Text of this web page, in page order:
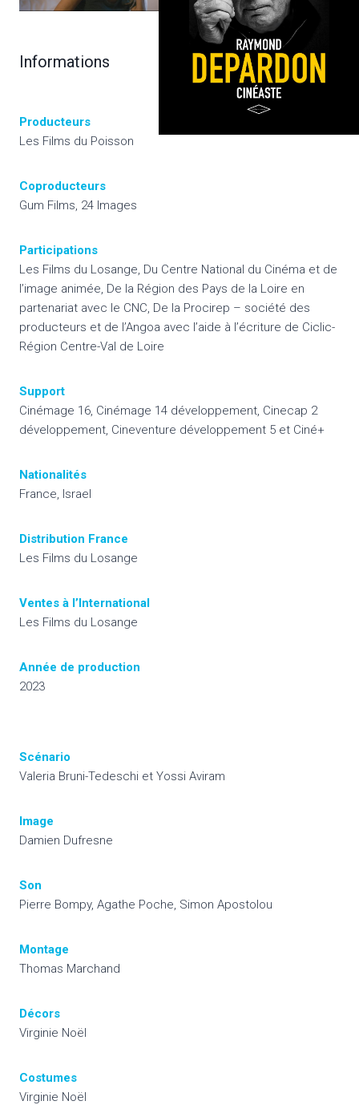
Informations
Producteurs
Les Films du Poisson
Coproducteurs
Gum Films, 24 Images
Participations
Les Films du Losange, Du Centre National du Cinéma et de
l’image animée, De la Région des Pays de la Loire en
partenariat avec le CNC, De la Procirep – société des
producteurs et de l’Angoa avec l’aide à l’écriture de Ciclic-
Région Centre-Val de Loire
Support
Cinémage 16, Cinémage 14 développement, Cinecap 2
développement, Cineventure développement 5 et Ciné+
Nationalités
France, Israel
Distribution France
Les Films du Losange
Ventes à l’International
Les Films du Losange
Année de production
2023
Scénario
Valeria Bruni-Tedeschi et Yossi Aviram
Image
Damien Dufresne
Son
Pierre Bompy, Agathe Poche, Simon Apostolou
Montage
Thomas Marchand
Décors
Virginie Noël
Costumes
Virginie Noël